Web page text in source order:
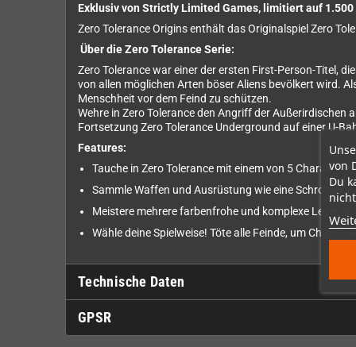
von
Du
Exklusiv von Strictly Limited Games, limitiert auf
Zero Tolerance Origins enthält das Originalspiel Zero
Über die Zero Tolerance Serie:
Zero Tolerance war einer der ersten First-Person-Titel,
von allen möglichen Arten böser Aliens bevölkert wird.
Menschheit vor dem Feind zu schützen.
Wehre in Zero Tolerance den Angriff der
Fortsetzung Zero Tolerance Underground auf einer U-
Features:
Tauche in Zero Tolerance mit einem von 5
Sammle Waffen und Ausrüstung wie eine
Meistere mehrere farbenfrohe und komplexe Level,
Wähle deine Spielweise! Töte alle Feinde, um
Technische Daten
GPSR